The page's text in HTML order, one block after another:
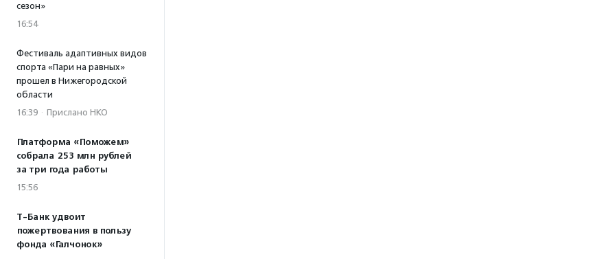
сезон»
16:54
Фестиваль адаптивных видов
спорта «Пари на равных»
прошел в Нижегородской
области
16:39 · Прислано НКО
Платформа «Поможем»
собрала 253 млн рублей
за три года работы
15:56
Т-Банк удвоит
пожертвования в пользу
фонда «Галчонок»